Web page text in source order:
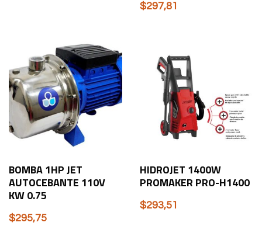
$297,81
BOMBA 1HP JET
AUTOCEBANTE 110V
KW 0.75
$295,75
HIDROJET 1400W
PROMAKER PRO-H1400
$293,51